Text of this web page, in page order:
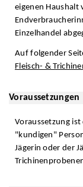
eigenen Haushalt
Einzelhandel
Auf folgender
Fleisch- &
Voraussetzungen
Voraussetzung
"kundigen"
Jägerin oder der